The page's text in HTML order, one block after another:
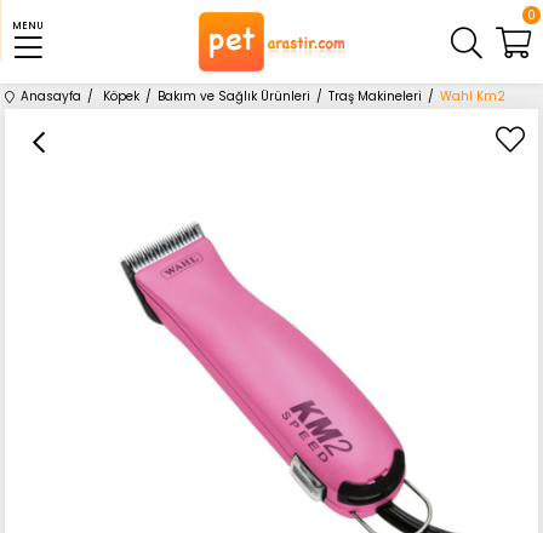
MENU
0
Anasayfa Köpek Bakım ve Sağlık Ürünleri Traş Makineleri Wahl Km2